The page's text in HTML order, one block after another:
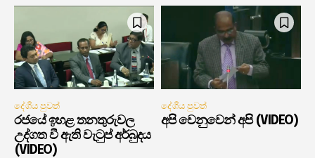
දේශීය පුවත්
රජයේ ඉහළ තනතුරුවල
උද්ගත වී ඇති වැටුප් අර්බුදය
(VIDEO)
දේශීය පුවත්
අපි වෙනුවෙන් අපි (VIDEO)